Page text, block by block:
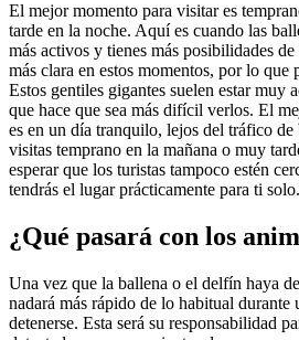
El mejor momento para visitar es
tarde en la noche. Aquí es cuando las
más activos y tienes más posibilidades
más clara en estos momentos, por lo que
Estos gentiles gigantes suelen estar muy
que hace que sea más difícil verlos. El
es en un día tranquilo, lejos del tráfico de
visitas temprano en la mañana o muy
esperar que los turistas tampoco estén
tendrás el lugar prácticamente para ti solo.
¿Qué pasará con los
Una vez que la ballena o el delfín haya
nadará más rápido de lo habitual durante
detenerse. Esta será su responsabilidad